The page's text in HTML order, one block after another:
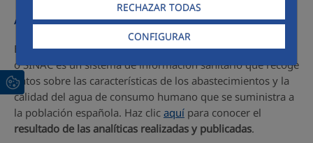
RECHAZAR TODAS
CONFIGURAR
Acceso a SINAC
El Sistema de Información Nacional de Agua de Consumo
o SINAC es un sistema de información sanitario que recoge
datos sobre las características de los abastecimientos y la
calidad del agua de consumo humano que se suministra a
la población española. Haz clic aquí para conocer el
resultado de las analíticas realizadas y publicadas.